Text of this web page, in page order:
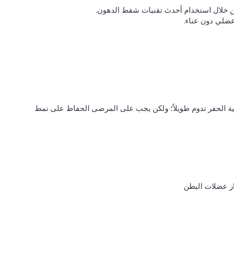
خلال استخدام أحدث تقنيات شفط الدهون.
دون عناء.
تدوم طويلاً؛ ولكن يجب على المرضى الحفاظ على نمط
عضلات البطن